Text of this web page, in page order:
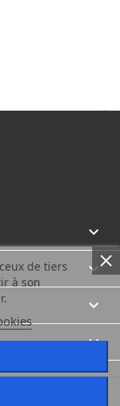


de tiers
à son



2026